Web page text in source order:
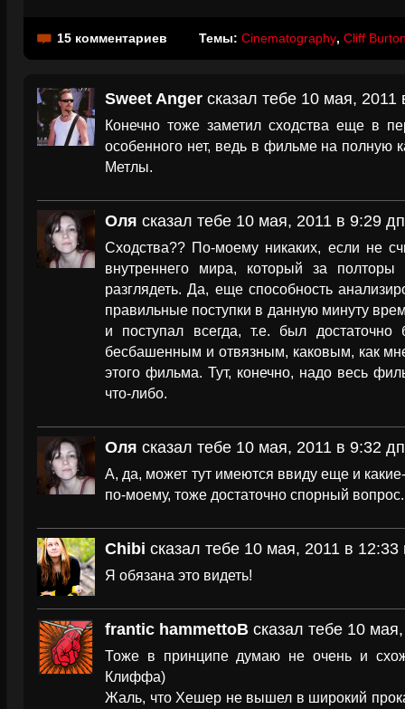
15 комментариев Темы: Cinematography, Cliff
Sweet Anger сказал тебе 10 мая, 2011
Конечно тоже заметил сходства еще в
особенного нет, ведь в фильме на полную
Метлы.
Оля сказал тебе 10 мая, 2011 в 9:29 дп
Сходства?? По-моему никаких, если не
внутреннего мира, который за
разглядеть. Да, еще способность
правильные поступки в данную минуту
и поступал всегда, т.е. был
бесбашенным и отвязным, каковым, как
этого фильма. Тут, конечно, надо весь
что-либо.
Оля сказал тебе 10 мая, 2011 в 9:32 дп
А, да, может тут имеются ввиду еще и
по-моему, тоже достаточно спорный вопрос.
Chibi сказал тебе 10 мая, 2011 в 12:33
Я обязана это видеть!
frantic hammettoB сказал тебе 10
Тоже в принципе думаю не очень и
Клиффа)
Жаль, что Хешер не вышел в широкий